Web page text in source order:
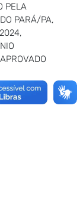
PELA
PARÁ/PA,